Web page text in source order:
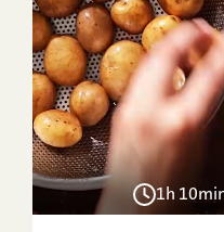
1h